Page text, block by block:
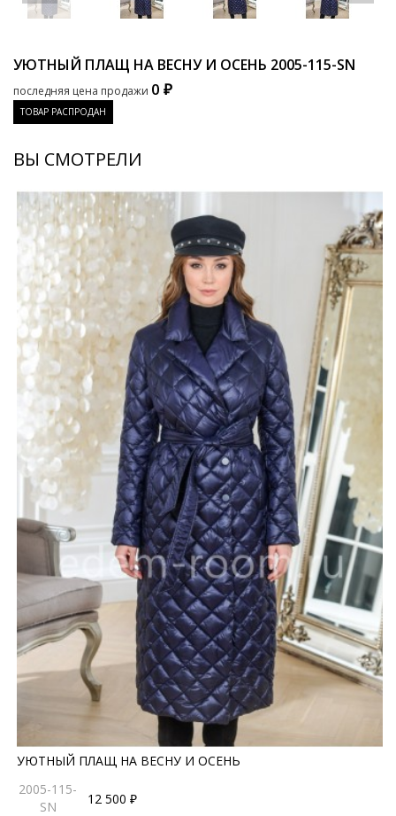
УЮТНЫЙ ПЛАЩ НА ВЕСНУ И ОСЕНЬ 2005-115-SN
последняя цена продажи 0 ₽
ТОВАР РАСПРОДАН
ВЫ СМОТРЕЛИ
УЮТНЫЙ ПЛАЩ НА ВЕСНУ И ОСЕНЬ
2005-115-
SN
12 500 ₽